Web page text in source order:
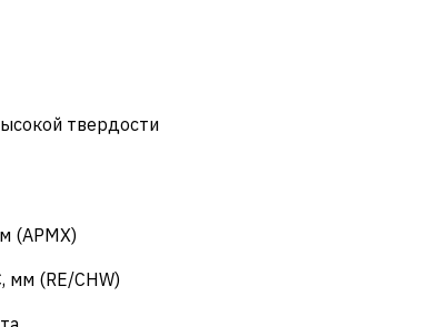
твердости
(APMX)
мм (RE/CHW)